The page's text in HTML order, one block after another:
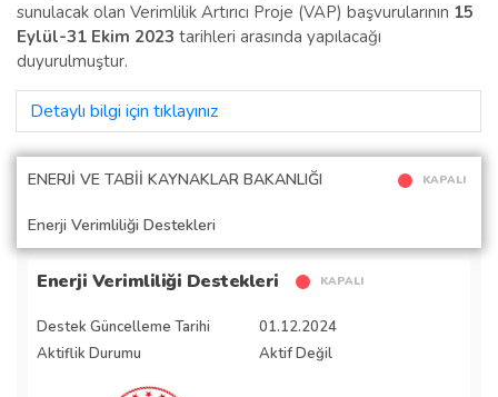
sunulacak olan Verimlilik Artırıcı Proje (VAP) başvurularının 15
Eylül-31 Ekim 2023 tarihleri arasında yapılacağı
duyurulmuştur.
Detaylı bilgi için tıklayınız
ENERJİ VE TABİİ KAYNAKLAR BAKANLIĞI
Enerji Verimliliği Destekleri
KAPALI
Enerji Verimliliği Destekleri KAPALI
Destek Güncelleme Tarihi
01.12.2024
Aktiflik Durumu
Aktif Değil